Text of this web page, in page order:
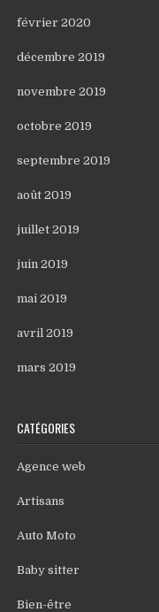
février 2020
décembre 2019
novembre 2019
octobre 2019
septembre 2019
août 2019
juillet 2019
juin 2019
mai 2019
avril 2019
mars 2019
CATÉGORIES
Agence web
Artisans
Auto Moto
Baby sitter
Bien-être